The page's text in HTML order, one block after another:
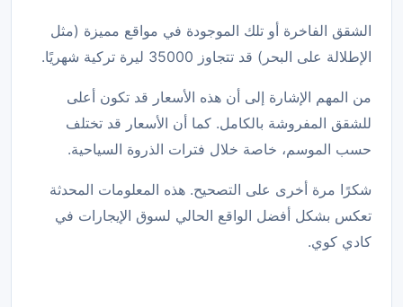
الشقق الفاخرة أو تلك الموجودة في مواقع مميزة (مثل
الإطلالة على البحر) قد تتجاوز 35000 ليرة تركية شهريًا.
من المهم الإشارة إلى أن هذه الأسعار قد تكون أعلى
للشقق المفروشة بالكامل. كما أن الأسعار قد تختلف
حسب الموسم، خاصة خلال فترات الذروة السياحية.
شكرًا مرة أخرى على التصحيح. هذه المعلومات المحدثة
تعكس بشكل أفضل الواقع الحالي لسوق الإيجارات في
كادي كوي.